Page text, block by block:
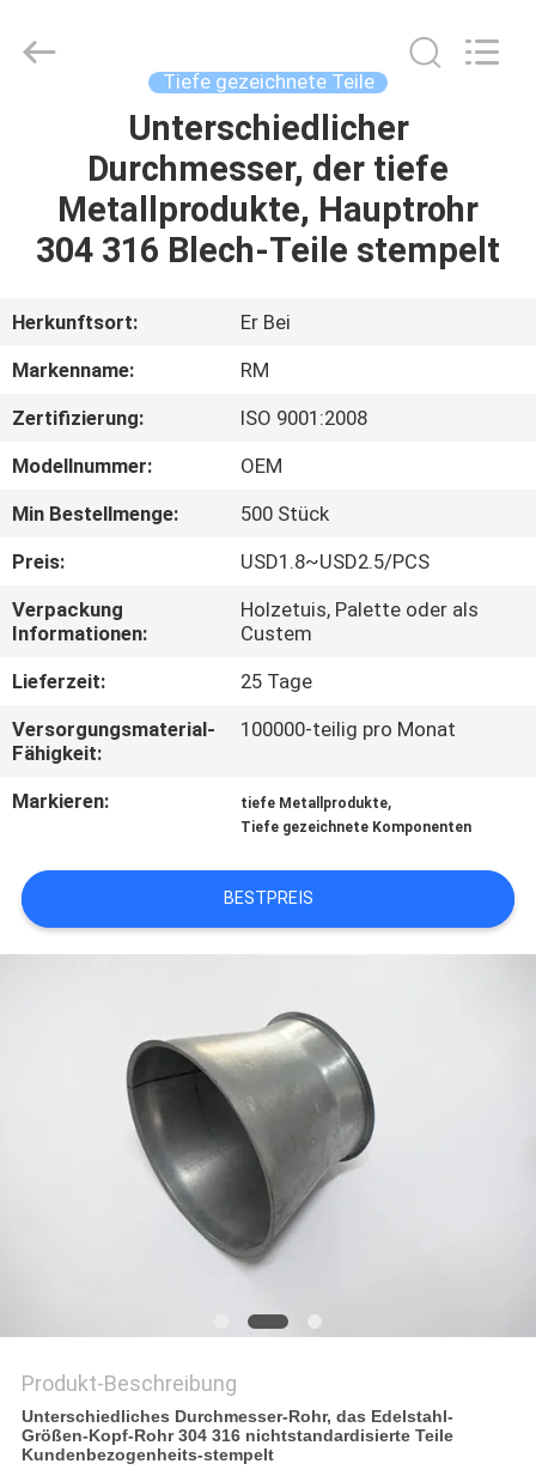
PRODUKTE
UNS
QUALITÄTSKONTROLLE
KONTAKT
MIT
UNS
FÄLLE
SITEMAP
PRIVACY
CO.,LTD.
Tiefe gezeichnete Teile
Unterschiedlicher
Durchmesser, der tiefe
Metallprodukte, Hauptrohr
304 316 Blech-Teile stempelt
Herkunftsort:
Er Bei
Markenname:
RM
Zertifizierung:
ISO 9001:2008
Modellnummer:
OEM
Min Bestellmenge:
500 Stück
Preis:
USD1.8~USD2.5/PCS
Verpackung
Informationen:
Holzetuis, Palette oder als
Custem
Lieferzeit:
25 Tage
Versorgungsmaterial-
Fähigkeit:
100000-teilig pro Monat
Markieren: tiefe Metallprodukte,
Tiefe gezeichnete Komponenten
BESTPREIS
Produkt-Beschreibung
Unterschiedliches Durchmesser-Rohr, das Edelstahl-
Größen-Kopf-Rohr 304 316 nichtstandardisierte Teile
Kundenbezogenheits-stempelt